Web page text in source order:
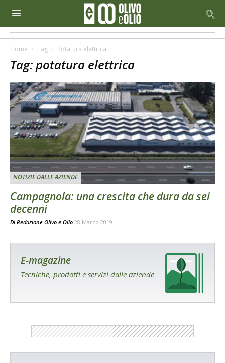
Home Tag Potatura elettrica
Tag: potatura elettrica
NOTIZIE DALLE AZIENDE
Campagnola: una crescita che dura da sei
decenni
Di Redazione Olivo e Olio 28 Marzo 2019
E-magazine
Tecniche, prodotti e servizi dalle aziende